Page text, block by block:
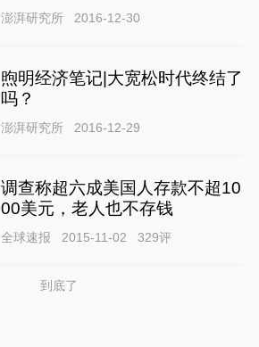
澎湃研究所 2016-12-30
煦明经济笔记|大宽松时代终结了
吗？
澎湃研究所 2016-12-29
调查称超六成美国人存款不超10
00美元，老人也不存钱
全球速报 2015-11-02 329评
到底了